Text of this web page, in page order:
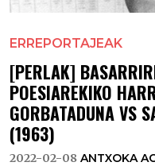
ERREPORTAJEAK
[PERLAK]
POESIAREKIKO
GORBATADUNA VS
(1963)
2022-02-08 ANTXOKA